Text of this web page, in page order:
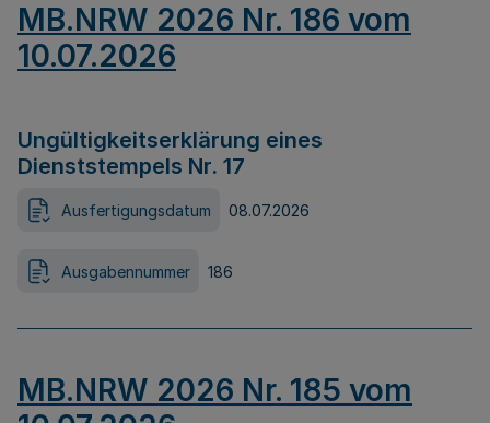
MB.NRW 2026 Nr. 186 vom
10.07.2026
Ungültigkeitserklärung eines
Dienststempels Nr. 17
Ausfertigungsdatum 08.07.2026
Ausgabennummer 186
MB.NRW 2026 Nr. 185 vom